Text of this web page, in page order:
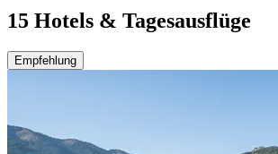
15 Hotels & Tagesausflüge
Empfehlung